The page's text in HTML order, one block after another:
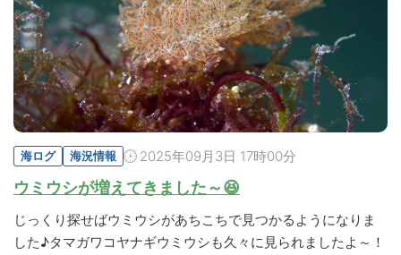
海ログ 海況情報 2025年09月3日 17時00分
ウミウシが増えてきました～😆
じっくり探せばウミウシがあちこちで見つかるようになりま
した♪タマガワコヤナギウミウシも久々に見られましたよ～！